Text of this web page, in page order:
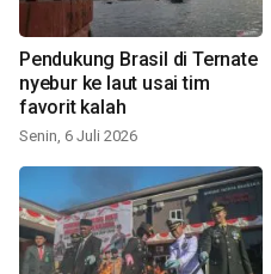
Pendukung Brasil di Ternate
nyebur ke laut usai tim
favorit kalah
Senin, 6 Juli 2026